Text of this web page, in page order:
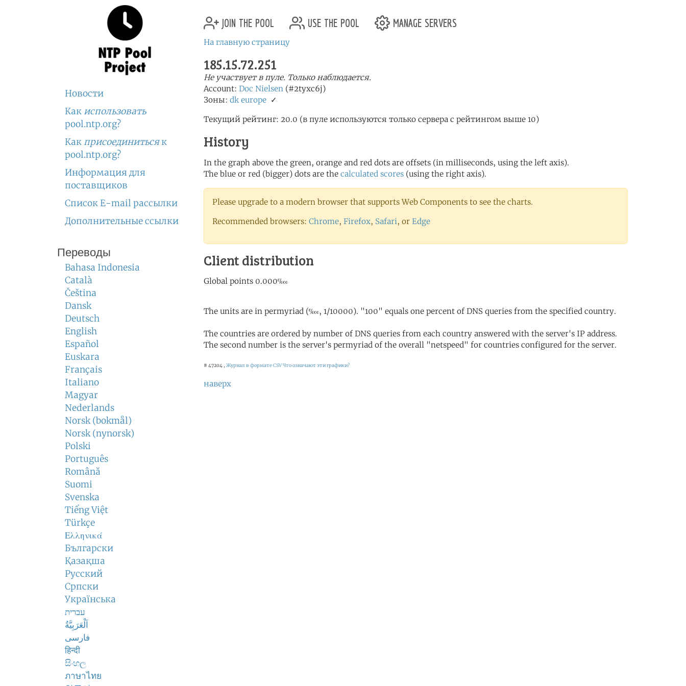
Новости
Как использовать
pool.ntp.org?
Как присоединитьсяк
pool.ntp.org?
Информация для
поставщиков
Список E-mail рассылки
Дополнительные ссылки
Переводы
Bahasa Indonesia
Català
Čeština
Dansk
Deutsch
English
Español
Euskara
Français
Italiano
Magyar
Nederlands
Norsk (bokmål)
Norsk (nynorsk)
Polski
Português
Română
Suomi
Svenska
Tiếng Việt
Türkçe
Ελληνικά
Български
Қазақша
Русский
Српски
Українська
עברית
اَلْعَرَبِيَّةُ
فارسی
हिन्दी
සිංහල
ภาษาไทย
join the pool use the pool manage servers
На главную страницу
185.15.72.251
Не участвует в пуле. Только наблюдается.
Account: Doc Nielsen (#2tyxc6j)
Зоны: dk europe ✓
Текущий рейтинг: 20.0 (в пуле используются только сервера с рейтингом выше 10)
History
In the graph above the green, orange and red dots are offsets (in milliseconds, using the left axis).
The blue or red (bigger) dots are the calculated scores (using the right axis).
Please upgrade to a modern browser that supports Web Components to see the charts.
Recommended browsers: Chrome, Firefox, Safari, or Edge
Client distribution
The units are in permyriad (‱, 1/10000). "100" equals one percent of DNS queries from the specified country.
The countries are ordered by number of DNS queries from each country answered with the server's IP address.
The second number is the server's permyriad of the overall "netspeed" for countries configured for the server.
# 47204 , Журнал в формате CSVЧто означают эти графики?
наверх